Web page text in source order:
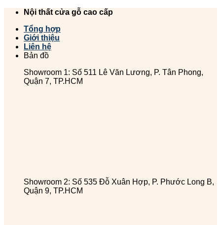
Chuyển
dung
Nội thất cửa gỗ cao cấp
Tổng hợp
Giới thiệu
Liên hệ
Bản đồ
Showroom 1: Số 511 Lê Văn Lương, P. Tân Phong,
Quận 7, TP.HCM
Showroom 2: Số 535 Đỗ Xuân Hợp, P. Phước Long B,
Quận 9, TP.HCM